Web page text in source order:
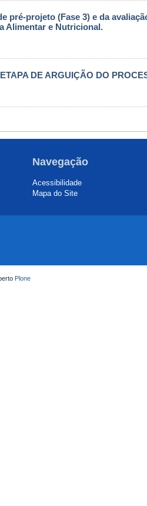
pré-projeto (Fase 3) e da
Alimentar e Nutricional.
DE ARGUIÇÃO DO
Navegação
Acessibilidade
Mapa do Site
Plone